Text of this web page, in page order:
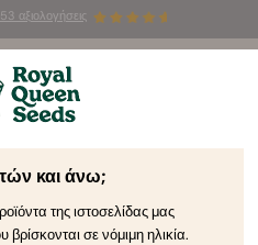
αξιολογήσεις
: Έως και -50%
⏤
και άνω;
της ιστοσελίδας μας
βρίσκονται σε νόμιμη ηλικία.